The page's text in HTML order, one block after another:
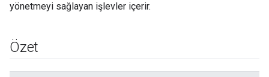
yönetmeyi sağlayan işlevler içerir.
Özet